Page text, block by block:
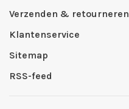
Verzenden & retourneren
Klantenservice
Sitemap
RSS-feed